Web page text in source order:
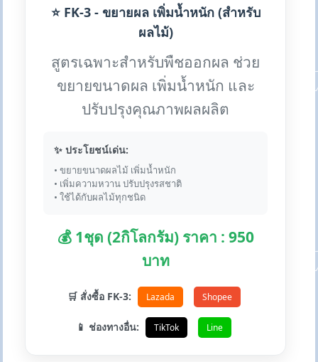
⭐ FK-3 - ขยายผล เพิ่มน้ำหนัก (สำหรับ
ผลไม้)
สูตรเฉพาะสำหรับพืชออกผล ช่วย
ขยายขนาดผล เพิ่มน้ำหนัก และ
ปรับปรุงคุณภาพผลผลิต
✨ ประโยชน์เด่น:
• ขยายขนาดผลไม้ เพิ่มน้ำหนัก
• เพิ่มความหวาน ปรับปรุงรสชาติ
• ใช้ได้กับผลไม้ทุกชนิด
💰 1ชุด (2กิโลกรัม) ราคา : 950
บาท
🛒 สั่งซื้อ FK-3: Lazada Shopee
📱 ช่องทางอื่น: TikTok Line